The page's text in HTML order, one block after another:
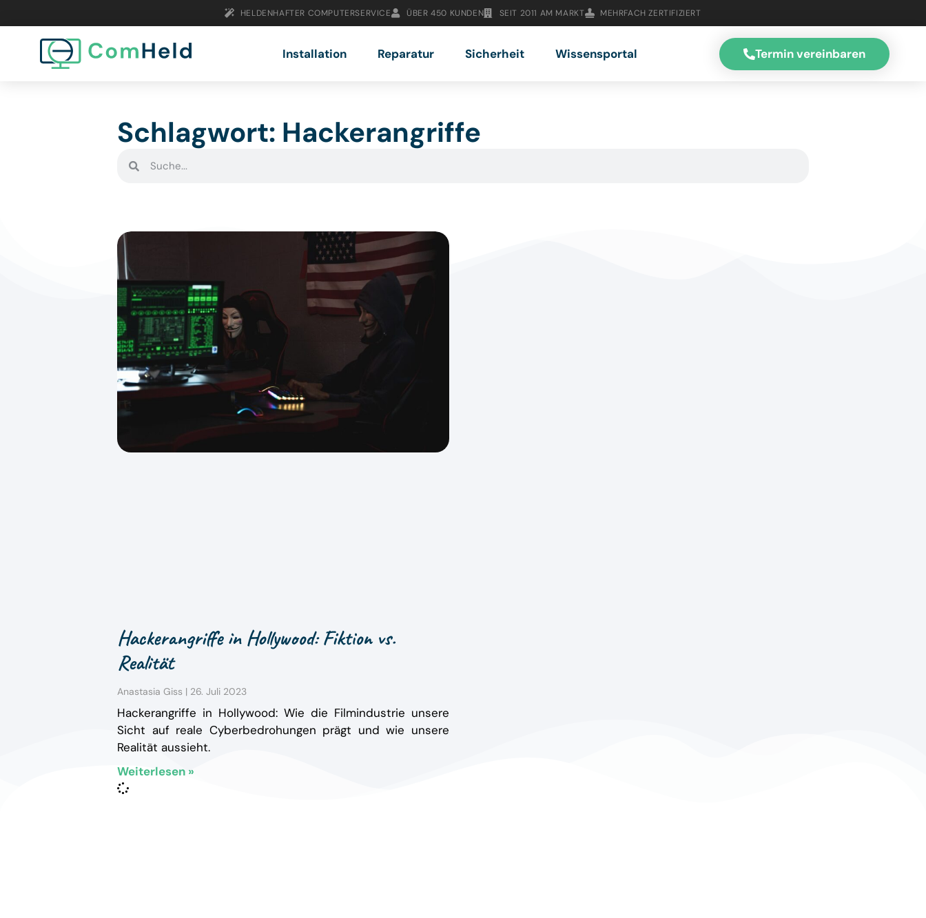
HELDENHAFTER COMPUTERSERVICE ÜBER 450 KUNDEN SEIT 2011 AM MARKT MEHRFACH ZERTIFIZIERT
Installation Reparatur Sicherheit Wissensportal Termin vereinbaren
Schlagwort: Hackerangriffe
Hackerangriffe in Hollywood: Fiktion vs.
Realität
Anastasia Giss 26. Juli 2023
Hackerangriffe in Hollywood: Wie die Filmindustrie unsere
Sicht auf reale Cyberbedrohungen prägt und wie unsere
Realität aussieht.
Weiterlesen »